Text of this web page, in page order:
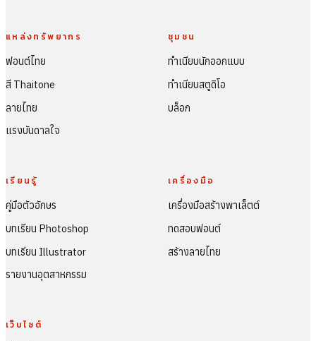
แหล่งทรัพยากร
ฟอนต์ไทย
สี Thaitone
ลายไทย
แรงบันดาลใจ
ชุมชน
ทำเนียบนักออกแบบ
ทำเนียบสตูดิโอ
บล็อก
เรียนรู้
คู่มือตัวอักษร
บทเรียน Photoshop
บทเรียน Illustrator
รายงานอุตสาหกรรม
เครื่องมือ
เครื่องมือสร้างพาเล็ตต์
ทดสอบฟอนต์
สร้างลายไทย
เว็บไซต์